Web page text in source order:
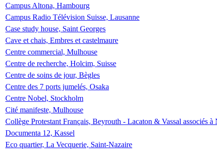
Campus Altona, Hambourg
Campus Radio Télévision Suisse, Lausanne
Case study house, Saint Georges
Cave et chais, Embres et castelmaure
Centre commercial, Mulhouse
Centre de recherche, Holcim, Suisse
Centre de soins de jour, Bègles
Centre des 7 ports jumelés, Osaka
Centre Nobel, Stockholm
Cité manifeste, Mulhouse
Collège Protestant Français, Beyrouth - Lacaton & Vassal associés
Documenta 12, Kassel
Eco quartier, La Vecquerie, Saint-Nazaire